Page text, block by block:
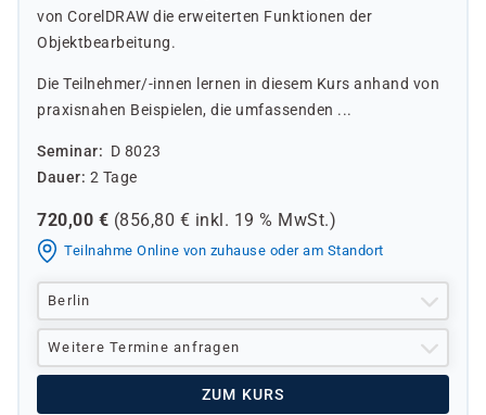
von CorelDRAW die erweiterten Funktionen der
Objektbearbeitung.
Die Teilnehmer/-innen lernen in diesem Kurs anhand von
praxisnahen Beispielen, die umfassenden ...
Seminar
D 8023
Dauer 2 Tage
720,00 € (856,80 € inkl. 19 % MwSt.)
Teilnahme Online von zuhause oder am Standort
Berlin
Weitere Termine anfragen
ZUM KURS